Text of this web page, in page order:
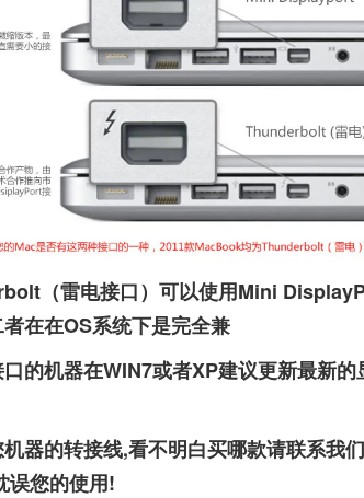
（雷电接口）可以使用Mini
在在OS系统下是完全兼
的机器在WIN7或者XP建议更新最新的
器的转接线,看不明白买哪款请联系我
误您的使用!